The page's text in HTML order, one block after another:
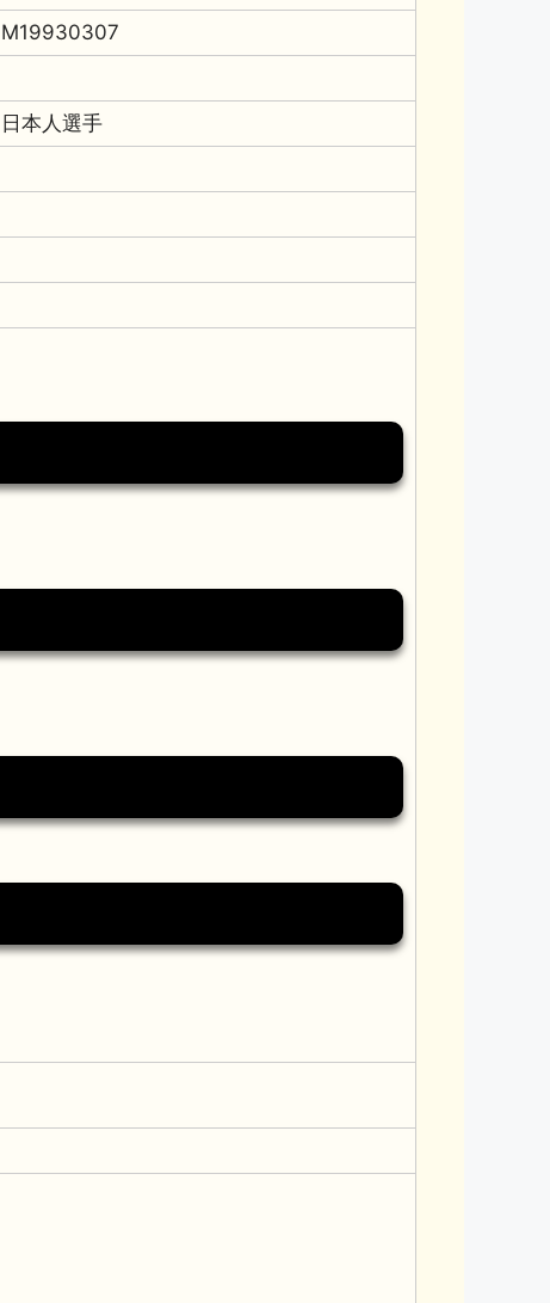
M19930307
日本人選手